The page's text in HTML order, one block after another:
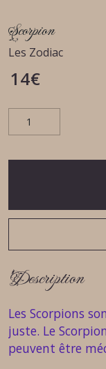
Scorpion
Les Zodiac
14€
Description
Les Scorpions
juste. Le
peuvent être